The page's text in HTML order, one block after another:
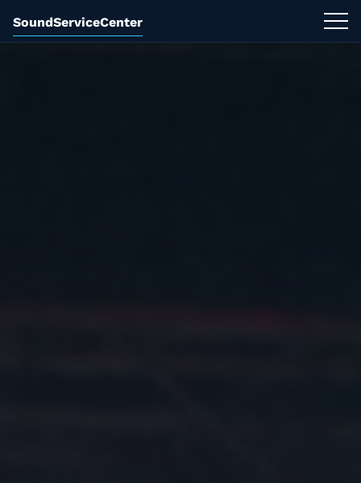
SoundServiceCenter